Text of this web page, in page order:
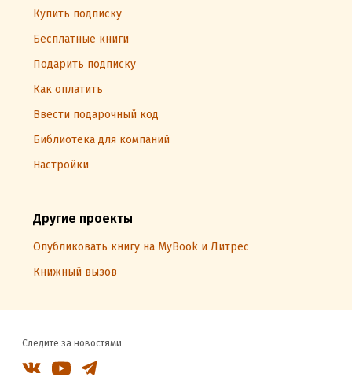
Купить подписку
Бесплатные книги
Подарить подписку
Как оплатить
Ввести подарочный код
Библиотека для компаний
Настройки
Другие проекты
Опубликовать книгу на MyBook и Литрес
Книжный вызов
Следите за новостями